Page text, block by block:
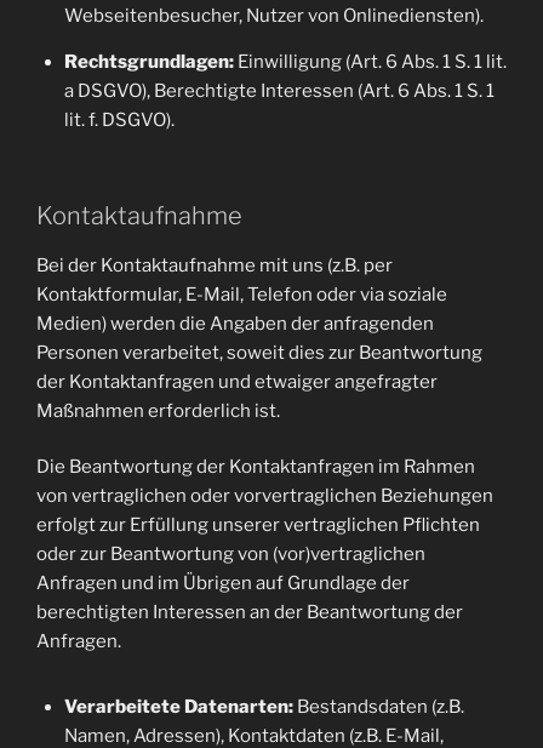
Webseitenbesucher, Nutzer von Onlinediensten).
Rechtsgrundlagen:Einwilligung (Art. 6 Abs. 1 S. 1 lit.
a DSGVO), Berechtigte Interessen (Art. 6 Abs. 1 S. 1
lit. f. DSGVO).
Kontaktaufnahme
Bei der Kontaktaufnahme mit uns (z.B. per
Kontaktformular, E-Mail, Telefon oder via soziale
Medien) werden die Angaben der anfragenden
Personen verarbeitet, soweit dies zur Beantwortung
der Kontaktanfragen und etwaiger angefragter
Maßnahmen erforderlich ist.
Die Beantwortung der Kontaktanfragen im Rahmen
von vertraglichen oder vorvertraglichen Beziehungen
erfolgt zur Erfüllung unserer vertraglichen Pflichten
oder zur Beantwortung von (vor)vertraglichen
Anfragen und im Übrigen auf Grundlage der
berechtigten Interessen an der Beantwortung der
Anfragen.
Verarbeitete Datenarten:Bestandsdaten (z.B.
Namen, Adressen), Kontaktdaten (z.B. E-Mail,